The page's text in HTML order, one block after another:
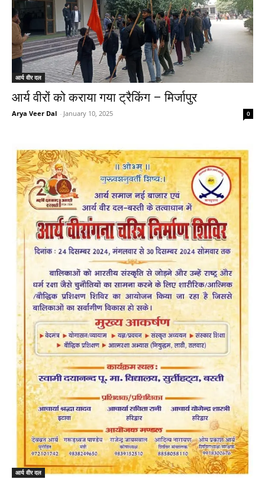
आर्य वीर दल
आर्य वीरों को कराया गया ट्रैकिंग – मिर्जापुर
Arya Veer Dal - January 10, 2025 0
आर्य वीर दल